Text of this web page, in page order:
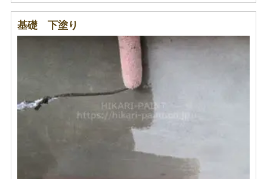
基礎 下塗り